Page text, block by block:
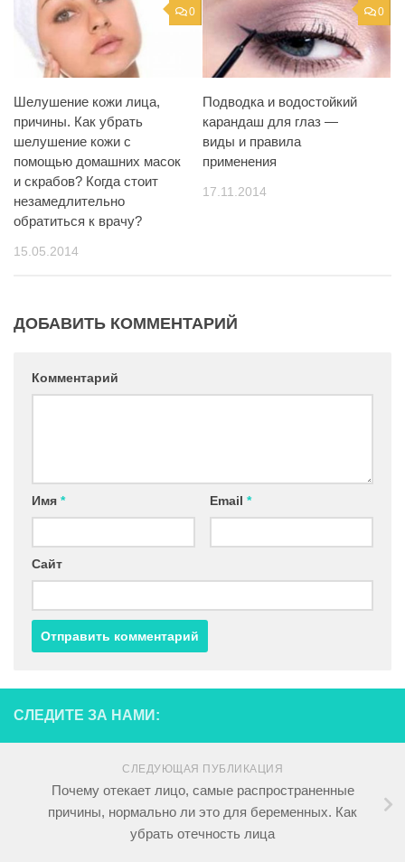
0
Шелушение кожи лица,
причины. Как убрать
шелушение кожи с
помощью домашних масок
и скрабов? Когда стоит
незамедлительно
обратиться к врачу?
15.05.2014
0
Подводка и водостойкий
карандаш для глаз —
виды и правила
применения
17.11.2014
ДОБАВИТЬ КОММЕНТАРИЙ
Комментарий
Имя * Email *
Сайт
СЛЕДИТЕ ЗА НАМИ:
СЛЕДУЮЩАЯ ПУБЛИКАЦИЯ
Почему отекает лицо, самые распространенные
причины, нормально ли это для беременных. Как
убрать отечность лица